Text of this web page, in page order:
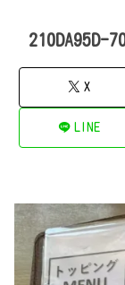
210DA95D-
X
LINE